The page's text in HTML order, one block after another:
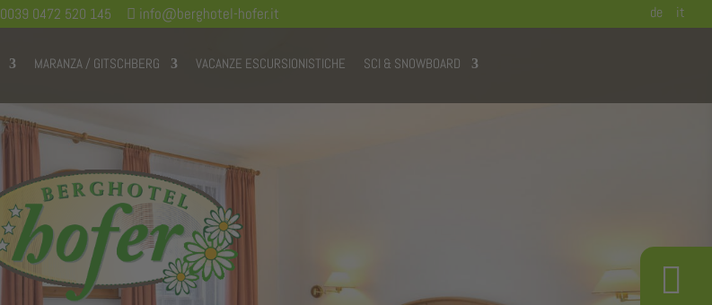
0039 0472 520 145 info@berghotel-hofer.it de it
MARANZA / GITSCHBERG VACANZE ESCURSIONISTICHE SCI & SNOWBOARD